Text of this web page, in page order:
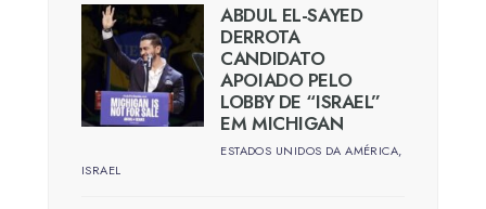
ABDUL EL-SAYED
DERROTA
CANDIDATO
APOIADO PELO
LOBBY DE “ISRAEL”
EM MICHIGAN
ESTADOS UNIDOS DA AMÉRICA,
ISRAEL